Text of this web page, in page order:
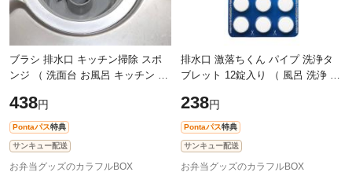
ブラシ 排水口 キッチン掃除 スポ
ンジ （ 洗面台 お風呂 キッチン ト
ポンジブラシ 柄付き ゴミ受け ヌ
438円
Pontaパス特典
サンキュー配送
お弁当グッズのカラフルBOX
排水口 激落ちくん パイプ 洗浄タ
ブレット 12錠入り （ 風呂 洗浄 パ
掃除 風呂掃除 排水 つまり ヌメリ
238円
Pontaパス特典
サンキュー配送
お弁当グッズのカラフルBOX